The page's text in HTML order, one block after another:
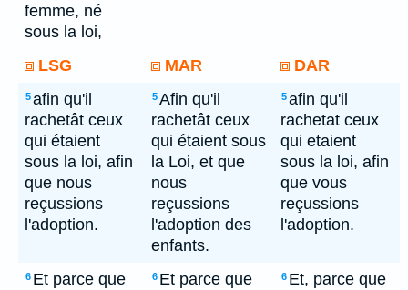
femme, né
sous la loi,
LSG MAR DAR
5afin qu'il
rachetât ceux
qui étaient
sous la loi, afin
que nous
reçussions
l'adoption.
5Afin qu'il
rachetât ceux
qui étaient sous
la Loi, et que
nous
reçussions
l'adoption des
enfants.
5afin qu'il
rachetat ceux
qui etaient
sous la loi, afin
que vous
reçussions
l'adoption.
6 Et parce que
6 Et parce que
6 Et, parce que